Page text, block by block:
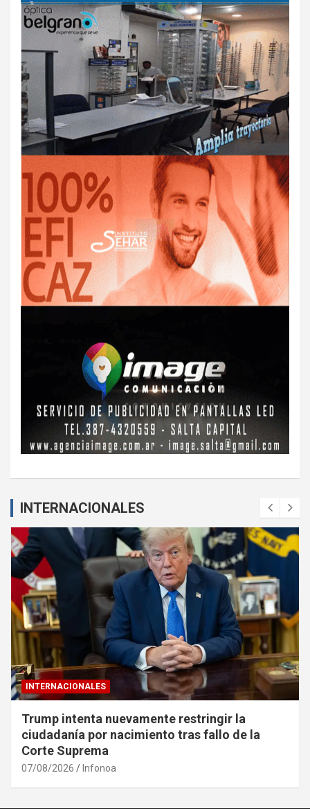
INTERNACIONALES
INTERNACIONALES
Detuvieron en Salta al abogado Diego Chacón
tras volver de EE.UU. con pedido de captura
06/08/2026 Infonoa